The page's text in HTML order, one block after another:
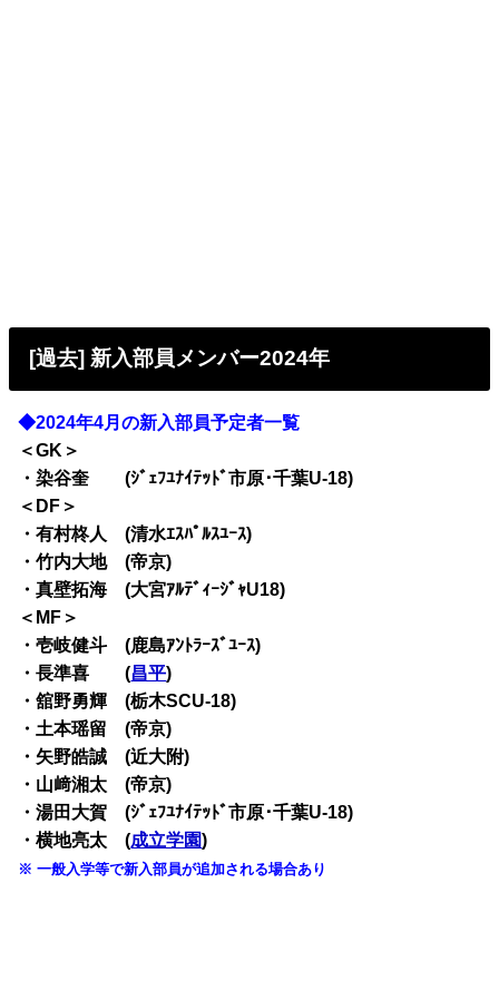
[過去] 新入部員メンバー2024年
◆2024年4月の新入部員予定者一覧
＜GK＞
・染谷奎 (ｼﾞｪﾌﾕﾅｲﾃｯﾄﾞ市原･千葉U-18)
＜DF＞
・有村柊人 (清水ｴｽﾊﾟﾙｽﾕｰｽ)
・竹内大地 (帝京)
・真壁拓海 (大宮ｱﾙﾃﾞｨｰｼﾞｬU18)
＜MF＞
・壱岐健斗 (鹿島ｱﾝﾄﾗｰｽﾞﾕｰｽ)
・長準喜 (昌平)
・舘野勇輝 (栃木SCU-18)
・土本瑶留 (帝京)
・矢野皓誠 (近大附)
・山﨑湘太 (帝京)
・湯田大賀 (ｼﾞｪﾌﾕﾅｲﾃｯﾄﾞ市原･千葉U-18)
・横地亮太 (成立学園)
※ 一般入学等で新入部員が追加される場合あり